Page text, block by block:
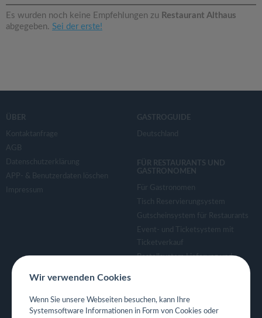
Es wurden noch keine Empfehlungen zu Restaurant Althaus
abgegeben. Sei der erste!
ÜBER
Kontaktanfrage
AGB
Datenschutzerklärung
APP- & Benutzerdaten löschen
Impressum
GASTROGUIDE
Deutschland
FÜR RESTAURANTS UND
GASTRONOMEN
Für Gastronomen
Tisch Reservierungsystem
Gutscheinsystem für Restaurants
Event- und Ticketsystem mit
Ticketverkauf
Bestellsystem Lieferung und
Eigene App für Restaurant
Wir verwenden Cookies
Wenn Sie unsere Webseiten besuchen, kann Ihre
Systemsoftware Informationen in Form von Cookies oder